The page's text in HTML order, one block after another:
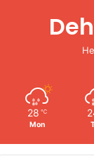
28 ℃
Mon